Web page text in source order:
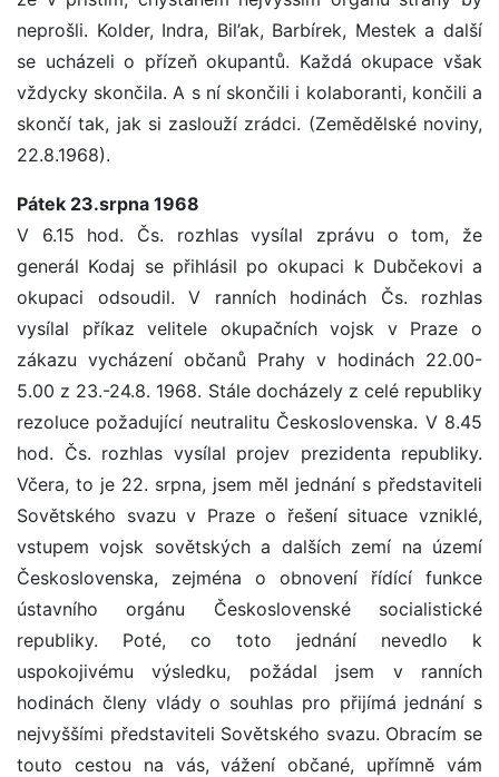
neprošli. Kolder, Indra, Bil’ak, Barbírek, Mestek a další
se ucházeli o přízeň okupantů. Každá okupace však
vždycky skončila. A s ní skončili i kolaboranti, končili a
skončí tak, jak si zaslouží zrádci. (Zemědělské noviny,
22.8.1968).
Pátek 23.srpna 1968
V 6.15 hod. Čs. rozhlas vysílal zprávu o tom, že
generál Kodaj se přihlásil po okupaci k Dubčekovi a
okupaci odsoudil. V ranních hodinách Čs. rozhlas
vysílal příkaz velitele okupačních vojsk v Praze o
zákazu vycházení občanů Prahy v hodinách 22.00-
5.00 z 23.-24.8. 1968. Stále docházely z celé republiky
rezoluce požadující neutralitu Československa. V 8.45
hod. Čs. rozhlas vysílal projev prezidenta republiky.
Včera, to je 22. srpna, jsem měl jednání s představiteli
Sovětského svazu v Praze o řešení situace vzniklé,
vstupem vojsk sovětských a dalších zemí na území
Československa, zejména o obnovení řídící funkce
ústavního orgánu Československé socialistické
republiky. Poté, co toto jednání nevedlo k
uspokojivému výsledku, požádal jsem v ranních
hodinách členy vlády o souhlas pro přijímá jednání s
nejvyššími představiteli Sovětského svazu. Obracím se
touto cestou na vás, vážení občané, upřímně vám